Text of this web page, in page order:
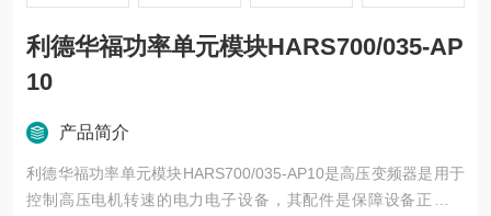
利德华福功率单元模块HARS700/035-AP
10
产品简介
利德华福功率单元模块HARS700/035-AP10是高压变频器是用于
控制高压电机转速的电力电子设备，其配件是保障设备正常运